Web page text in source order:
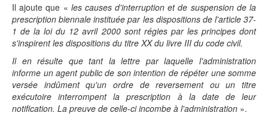
Il ajoute que « les causes d'interruption et de suspension de la
prescription biennale instituée par les dispositions de l'article 37-
1 de la loi du 12 avril 2000 sont régies par les principes dont
s'inspirent les dispositions du titre XX du livre III du code civil.
Il en résulte que tant la lettre par laquelle l'administration
informe un agent public de son intention de répéter une somme
versée indûment qu'un ordre de reversement ou un titre
exécutoire interrompent la prescription à la date de leur
notification. La preuve de celle-ci incombe à l'administration ».